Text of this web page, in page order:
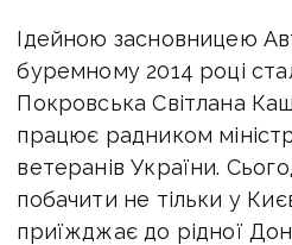
Ідейною засновницею
буремному 2014 році
Покровська Світлана
працює радником
ветеранів України.
побачити не тільки у
приїжджає до рідної